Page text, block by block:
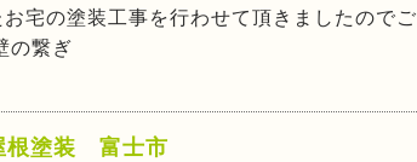
宅の塗装工事を行わせて頂きましたのでご
の繋ぎ
根塗装 富士市